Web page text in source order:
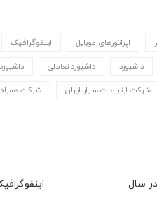
اپراتورهای موبایل اینفوگرافیک
داشبورد داشبورد تعاملی
شرکت ارتباطات سیار ایران شرکت
سال